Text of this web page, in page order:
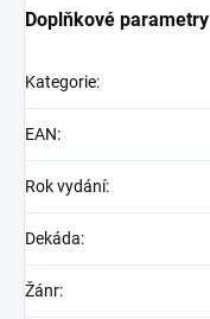
Doplňkové parametry
Kategorie:
EAN:
Rok vydání:
Dekáda:
Žánr: